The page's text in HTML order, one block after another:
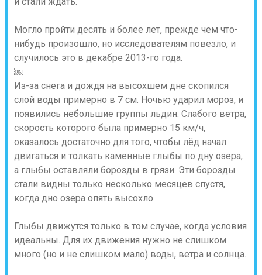
Могло пройти десять и более лет, прежде чем что-
нибудь произошло, но исследователям повезло, и
случилось это в декабре 2013-го года.
￼
Из-за снега и дождя на высохшем дне скопился
слой воды примерно в 7 см. Ночью ударил мороз, и
появились небольшие группы льдин. Слабого ветра,
скорость которого была примерно 15 км/ч,
оказалось достаточно для того, чтобы лёд начал
двигаться и толкать каменные глыбы по дну озера,
а глыбы оставляли борозды в грязи. Эти борозды
стали видны только несколько месяцев спустя,
когда дно озера опять высохло.
Глыбы движутся только в том случае, когда условия
идеальны. Для их движения нужно не слишком
много (но и не слишком мало) воды, ветра и солнца.